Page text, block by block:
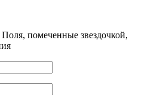
помеченные звездочкой,